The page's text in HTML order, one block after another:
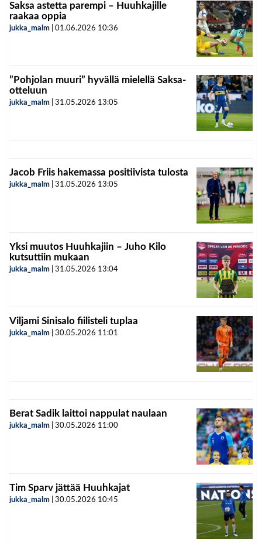
Saksa astetta parempi – Huuhkajille
raakaa oppia
jukka_malm 01.06.2026 10:36
”Pohjolan muuri” hyvällä mielellä Saksa-
otteluun
jukka_malm 31.05.2026 13:05
Jacob Friis hakemassa positiivista tulosta
jukka_malm 31.05.2026 13:05
Yksi muutos Huuhkajiin – Juho Kilo
kutsuttiin mukaan
jukka_malm 31.05.2026 13:04
Viljami Sinisalo fiilisteli tuplaa
jukka_malm 30.05.2026 11:01
Berat Sadik laittoi nappulat naulaan
jukka_malm 30.05.2026 11:00
Tim Sparv jättää Huuhkajat
jukka_malm 30.05.2026 10:45